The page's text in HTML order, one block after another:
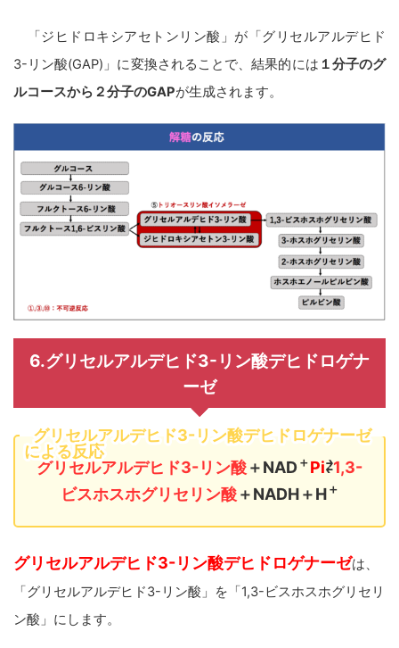
「ジヒドロキシアセトンリン酸」が「グリセルアルデヒド
3-リン酸(GAP)」に変換されることで、結果的には １分子のグ
ルコースから２分子のGAPが生成されます。
6.グリセルアルデヒド3-リン酸デヒドロゲナ
ーゼ
グリセルアルデヒド3-リン酸デヒドロゲナーゼ
による反応
グリセルアルデヒド3-リン酸＋NAD＋Pi⇄1,3-
ビスホスホグリセリン酸＋NADH＋H＋
グリセルアルデヒド3-リン酸デヒドロゲナーゼは、
「グリセルアルデヒド3-リン酸」を「1,3-ビスホスホグリセリ
ン酸」にします。